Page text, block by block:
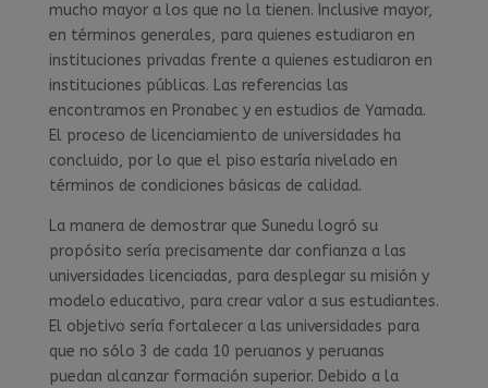
mucho mayor a los que no la tienen. Inclusive mayor,
en términos generales, para quienes estudiaron en
instituciones privadas frente a quienes estudiaron en
instituciones públicas. Las referencias las
encontramos en Pronabec y en estudios de Yamada.
El proceso de licenciamiento de universidades ha
concluido, por lo que el piso estaría nivelado en
términos de condiciones básicas de calidad.
La manera de demostrar que Sunedu logró su
propósito sería precisamente dar confianza a las
universidades licenciadas, para desplegar su misión y
modelo educativo, para crear valor a sus estudiantes.
El objetivo sería fortalecer a las universidades para
que no sólo 3 de cada 10 peruanos y peruanas
puedan alcanzar formación superior. Debido a la